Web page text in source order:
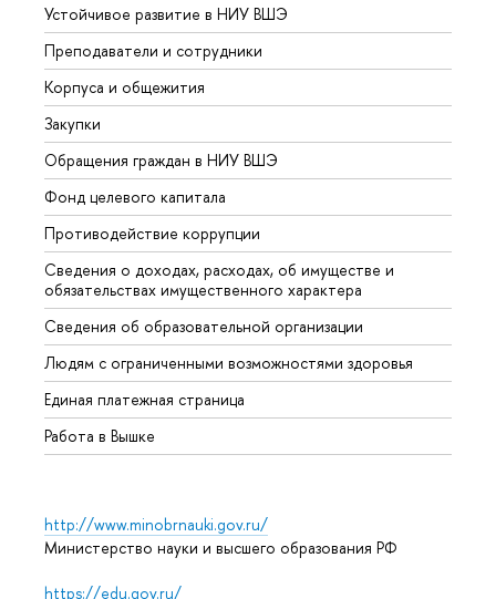
Устойчивое развитие в НИУ ВШЭ
Преподаватели и сотрудники
Корпуса и общежития
Закупки
Обращения граждан в НИУ ВШЭ
Фонд целевого капитала
Противодействие коррупции
Сведения о доходах, расходах, об имуществе и
обязательствах имущественного характера
Сведения об образовательной организации
Людям с ограниченными возможностями здоровья
Единая платежная страница
Работа в Вышке
http://www.minobrnauki.gov.ru/
Министерство науки и высшего образования РФ
https://edu.gov.ru/